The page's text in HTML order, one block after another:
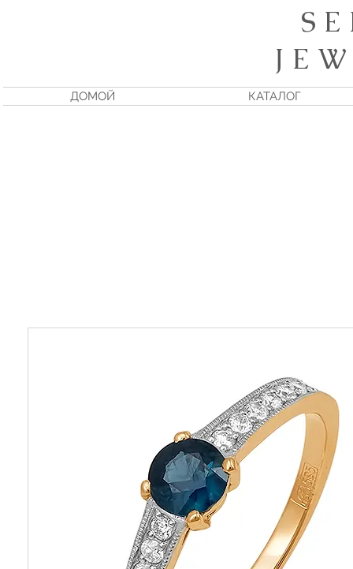
S
J E
ДОМОЙ КАТАЛОГ